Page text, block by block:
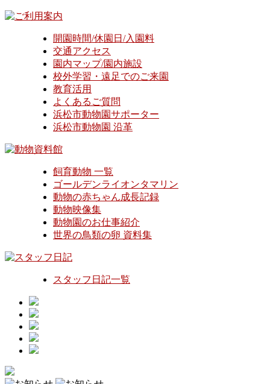
開園時間/休園日/入園料
交通アクセス
園内マップ/園内施設
校外学習・遠足でのご来園
教育活用
よくあるご質問
浜松市動物園サポーター
浜松市動物園 沿革
飼育動物 一覧
ゴールデンライオンタマリン
動物の赤ちゃん成長記録
動物映像集
動物園のお仕事紹介
世界の鳥類の卵 資料集
スタッフ日記一覧